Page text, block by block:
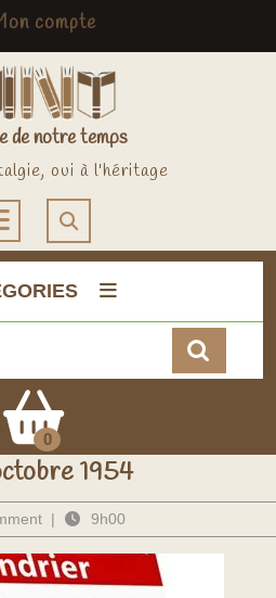
compteMy
Account
de notre temps
oui à l'héritage
Open
Button
0
1954
| 9h00